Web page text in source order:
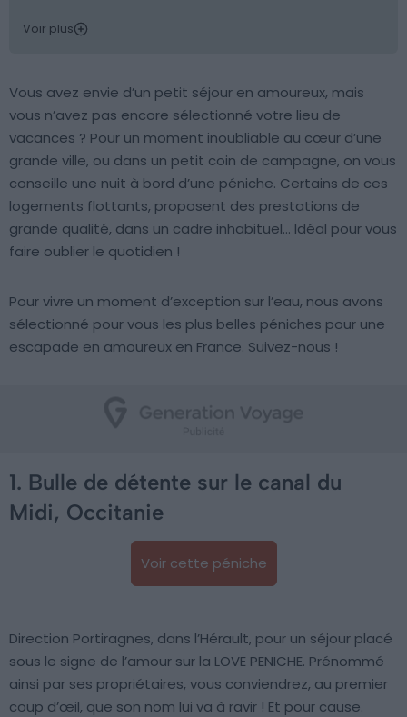
Voir plus
Vous avez envie d’un petit séjour en amoureux, mais
vous n’avez pas encore sélectionné votre lieu de
vacances ? Pour un moment inoubliable au cœur d’une
grande ville, ou dans un petit coin de campagne, on vous
conseille une nuit à bord d’une péniche. Certains de ces
logements flottants, proposent des prestations de
grande qualité, dans un cadre inhabituel… Idéal pour vous
faire oublier le quotidien !
Pour vivre un moment d’exception sur l’eau, nous avons
sélectionné pour vous les plus belles péniches pour une
escapade en amoureux en France. Suivez-nous !
1. Bulle de détente sur le canal du
Midi, Occitanie
Voir cette péniche
Direction Portiragnes, dans l’Hérault, pour un séjour placé
sous le signe de l’amour sur la LOVE PENICHE. Prénommé
ainsi par ses propriétaires, vous conviendrez, au premier
coup d’œil, que son nom lui va à ravir ! Et pour cause.